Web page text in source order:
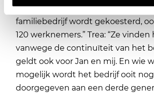
voortzetten. Want één ding is
familiebedrijf wordt gekoesterd,
120 werknemers.” Trea: “Ze
vanwege de continuïteit van het
geldt ook voor Jan en mij. En wie
mogelijk wordt het bedrijf ooit nog
doorgegeven aan een derde